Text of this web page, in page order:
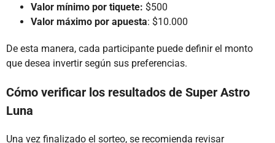
Valor mínimo por tiquete: $500
Valor máximo por apuesta: $10.000
De esta manera, cada participante puede definir el monto
que desea invertir según sus preferencias.
Cómo verificar los resultados de Super Astro
Luna
Una vez finalizado el sorteo, se recomienda revisar